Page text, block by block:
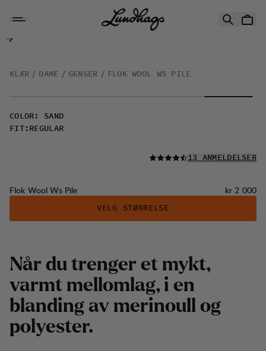
Flok Wool Ws Pile
KLÆR DAME GENSER FLOK WOOL WS PILE
COLOR : SAND
FIT: REGULAR
LES ALLE
13 ANMELDELSER
Flok Wool Ws Pile Pris:
kr 2 000
VELG STØRRELSE
Når du trenger et mykt,
varmt mellomlag, i en
blanding av merinoull og
polyester.